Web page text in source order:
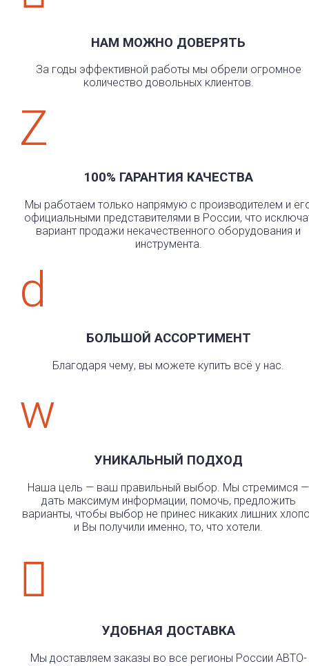
НАМ МОЖНО ДОВЕРЯТЬ
За годы эффективной работы мы обрели огромное
количество довольных клиентов.
Z
100% ГАРАНТИЯ КАЧЕСТВА
Мы работаем только напрямую с производителем и
официальными представителями в России, что
вариант продажи некачественного оборудования и
инструмента.
d
БОЛЬШОЙ АССОРТИМЕНТ
Благодаря чему, вы можете купить всё у нас.
w
УНИКАЛЬНЫЙ ПОДХОД
Наша цель — ваш правильный выбор. Мы стремимся —
дать максимум информации, помочь, предложить
варианты, чтобы выбор не принес никаких лишних
и Вы получили именно, то, что хотели.

УДОБНАЯ ДОСТАВКА
Мы доставляем заказы во все регионы России АВТО-